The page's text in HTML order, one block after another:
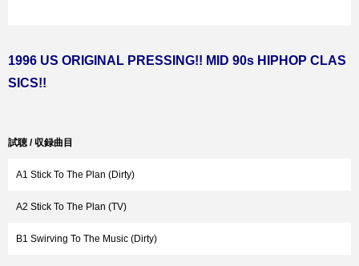
1996 US ORIGINAL PRESSING!! MID 90s HIPHOP CLAS
SICS!!
試聴 / 収録曲目
A1 Stick To The Plan (Dirty)
A2 Stick To The Plan (TV)
B1 Swirving To The Music (Dirty)